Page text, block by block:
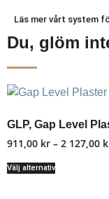
Läs mer vårt system
Du, glöm
GLP, Gap Level
911,00 kr – 2 127,00
Välj alternativ